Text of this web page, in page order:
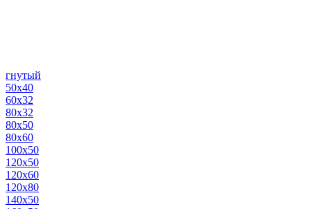
гнутый
50х40
60х32
80х32
80х50
80х60
100х50
120х50
120х60
120х80
140х50